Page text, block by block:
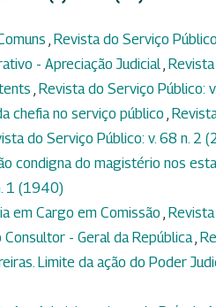
, Revista do Serviço
- Apreciação Judicial,
, Revista do Serviço Público:
chefia no serviço público ,
do Serviço Público: v. 68 n. 2
condigna do magistério nos
1 (1940)
em Cargo em Comissão ,
Consultor - Geral da República,
Limite da ação do Poder